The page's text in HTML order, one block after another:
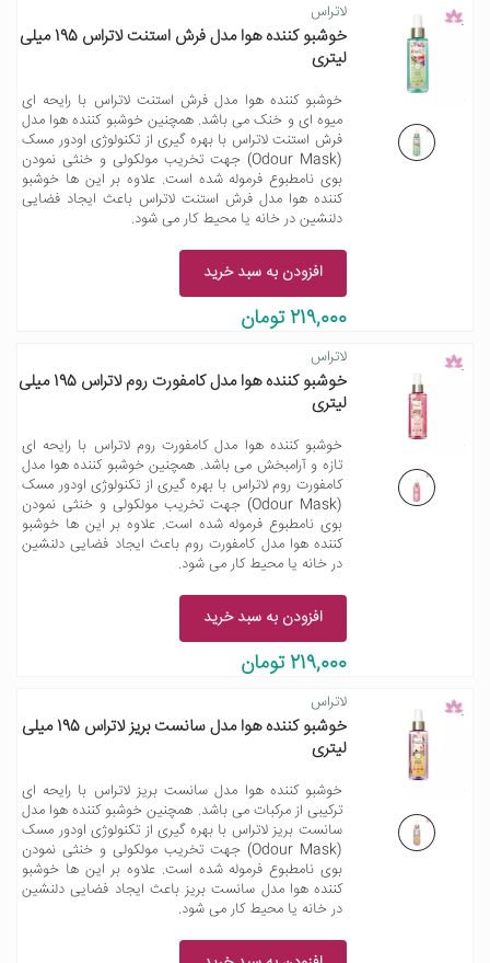
لاتراس
خوشبو کننده هوا مدل فرش استنت لاتراس 195 میلی
لیتری
خوشبو کننده هوا مدل فرش استنت لاتراس با رایحه ای
میوه ای و خنک می باشد. همچنین خوشبو کننده هوا مدل
فرش استنت لاتراس با بهره گیری از تکنولوژی اودور مسک
(Odour Mask) جهت تخریب مولکولی و خنثی نمودن
بوی نامطبوع فرموله شده است. علاوه بر این ها خوشبو
کننده هوا مدل فرش استنت لاتراس باعث ایجاد فضایی
دلنشین در خانه یا محیط کار می شود.
افزودن به سبد خرید
219,000 تومان
لاتراس
خوشبو کننده هوا مدل کامفورت روم لاتراس 195 میلی
لیتری
خوشبو کننده هوا مدل کامفورت روم لاتراس با رایحه ای
تازه و آرامبخش می باشد. همچنین خوشبو کننده هوا مدل
کامفورت روم لاتراس با بهره گیری از تکنولوژی اودور مسک
(Odour Mask) جهت تخریب مولکولی و خنثی نمودن
بوی نامطبوع فرموله شده است. علاوه بر این ها خوشبو
کننده هوا مدل کامفورت روم باعث ایجاد فضایی دلنشین
در خانه یا محیط کار می شود.
افزودن به سبد خرید
219,000 تومان
لاتراس
خوشبو کننده هوا مدل سانست بریز لاتراس 195 میلی
لیتری
خوشبو کننده هوا مدل سانست بریز لاتراس با رایحه ای
ترکیبی از مرکبات می باشد. همچنین خوشبو کننده هوا مدل
سانست بریز لاتراس با بهره گیری از تکنولوژی اودور مسک
(Odour Mask) جهت تخریب مولکولی و خنثی نمودن
بوی نامطبوع فرموله شده است. علاوه بر این ها خوشبو
کننده هوا مدل سانست بریز باعث ایجاد فضایی دلنشین
در خانه یا محیط کار می شود.